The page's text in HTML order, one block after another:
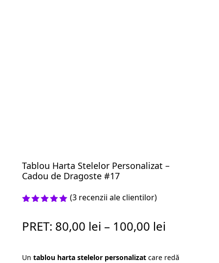
Tablou Harta Stelelor Personalizat –
Cadou de Dragoste #17
pe baza a
evaluări
(3 recenzii ale clientilor)
PRET: 80,00 lei – 100,00 lei
Un tablou harta stelelor personalizatcare redă